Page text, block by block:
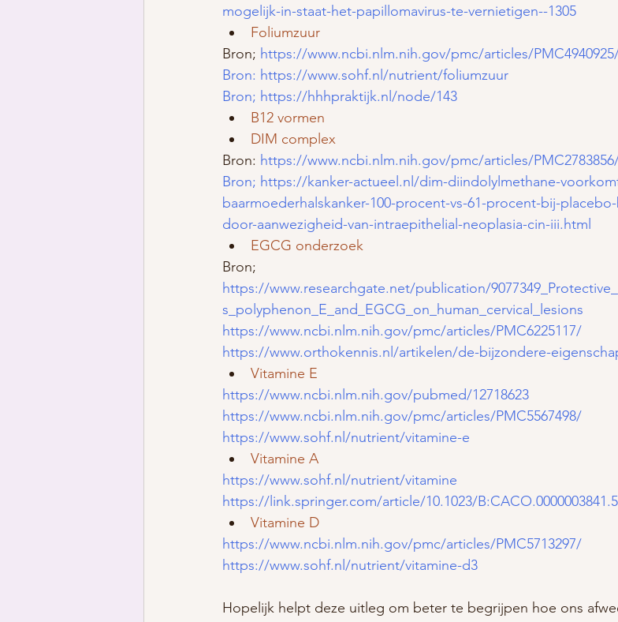
mogelijk-in-staat-het-papillomavirus-te-vernietigen--1305
Foliumzuur
Bron; https://www.ncbi.nlm.nih.gov/pmc/articles/
Bron: https://www.sohf.nl/nutrient/foliumzuur
Bron; https://hhhpraktijk.nl/node/143
B12 vormen
DIM complex
Bron: https://www.ncbi.nlm.nih.gov/pmc/articles/
Bron; https://kanker-actueel.nl/dim-diindolylmethane-
baarmoederhalskanker-100-procent-vs-61-procent-bij-
door-aanwezigheid-van-intraepithelial-neoplasia-cin-iii.html
EGCG onderzoek
Bron;
https://www.researchgate.net/publication/
s_polyphenon_E_and_EGCG_on_human_cervical_lesions
https://www.ncbi.nlm.nih.gov/pmc/articles/PMC6225117/
https://www.orthokennis.nl/artikelen/de-bijzondere-
Vitamine E
https://www.ncbi.nlm.nih.gov/pubmed/12718623
https://www.ncbi.nlm.nih.gov/pmc/articles/PMC5567498/
https://www.sohf.nl/nutrient/vitamine-e
Vitamine A
https://www.sohf.nl/nutrient/vitamine
https://link.springer.com/article/10.1023/
Vitamine D
https://www.ncbi.nlm.nih.gov/pmc/articles/PMC5713297/
https://www.sohf.nl/nutrient/vitamine-d3
Hopelijk helpt deze uitleg om beter te begrijpen hoe ons